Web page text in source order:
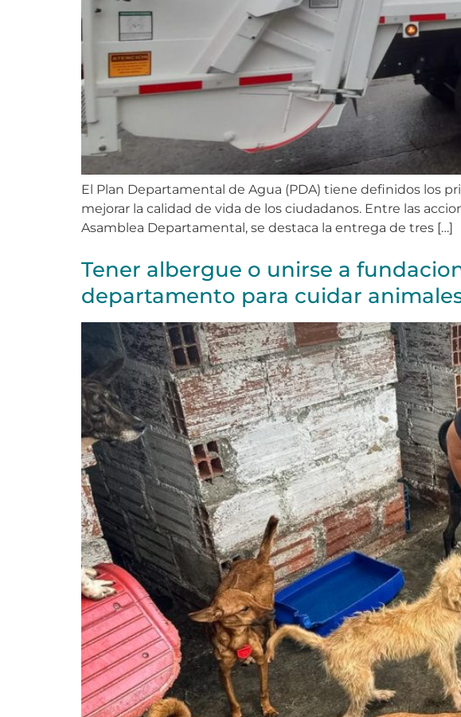
El Plan Departamental de Agua (PDA) tiene definidos los
mejorar la calidad de vida de los ciudadanos. Entre las
Asamblea Departamental, se destaca la entrega de tres […]
Tener albergue o unirse a
departamento para cuidar